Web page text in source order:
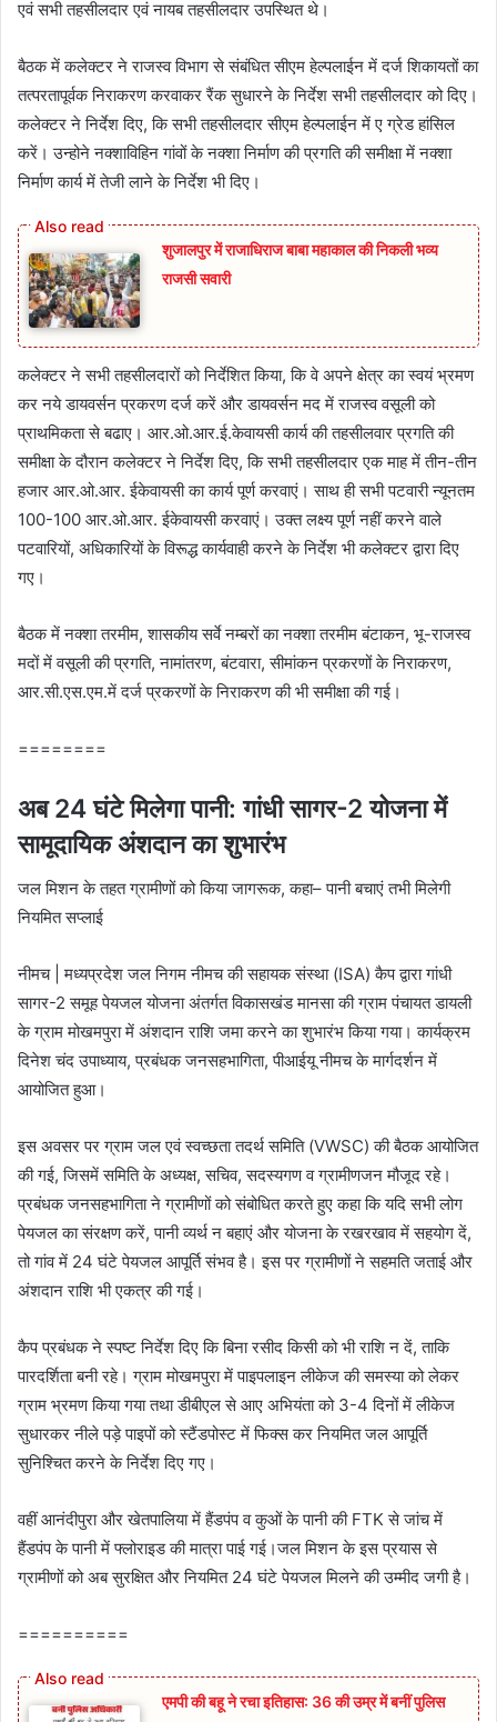
एवं सभी तहसीलदार एवं नायब तहसीलदार उपस्थित थे।
बैठक में कलेक्‍टर ने राजस्‍व विभाग से संबंधित सीएम हेल्‍पलाईन में दर्ज शिकायतों का
तत्‍परतापूर्वक निराकरण करवाकर रैंक सुधारने के निर्देश सभी तहसीलदार को दिए।
कलेक्‍टर ने निर्देश दिए, कि सभी तहसीलदार सीएम हेल्‍पलाईन में ए ग्रेड हांसिल
करें। उन्‍होने नक्‍शाविहिन गांवों के नक्‍शा निर्माण की प्रगति की समीक्षा में नक्‍शा
निर्माण कार्य में तेजी लाने के निर्देश भी दिए।
शुजालपुर में राजाधिराज बाबा महाकाल की निकली भव्य
राजसी सवारी
कलेक्‍टर ने सभी तहसीलदारों को निर्देशित किया, कि वे अपने क्षेत्र का स्‍वयं भ्रमण
कर नये डायवर्सन प्रकरण दर्ज करें और डायवर्सन मद में राजस्‍व वसूली को
प्राथमिकता से बढाए। आर.ओ.आर.ई.केवायसी कार्य की तहसीलवार प्रगति की
समीक्षा के दौरान कलेक्‍टर ने निर्देश दिए, कि सभी तहसीलदार एक माह में तीन-तीन
हजार आर.ओ.आर. ईकेवायसी का कार्य पूर्ण करवाएं। साथ ही सभी पटवारी न्‍यूनतम
100-100 आर.ओ.आर. ईकेवायसी करवाएं। उक्‍त लक्ष्‍य पूर्ण नहीं करने वाले
पटवारियों, अधिकारियों के विरूद्ध कार्यवाही करने के निर्देश भी कलेक्‍टर द्वारा दिए
गए।
बैठक में नक्‍शा तरमीम, शासकीय सर्वे नम्‍बरों का नक्‍शा तरमीम बंटाकन, भू-राजस्‍व
मदों में वसूली की प्रगति, नामांतरण, बंटवारा, सीमांकन प्रकरणों के निराकरण,
आर.सी.एस.एम.में दर्ज प्रकरणों के निराकरण की भी समीक्षा की गई।
========
अब 24 घंटे मिलेगा पानी: गांधी सागर-2 योजना में
सामूदायिक अंशदान का शुभारंभ
जल मिशन के तहत ग्रामीणों को किया जागरूक, कहा– पानी बचाएं तभी मिलेगी
नियमित सप्लाई
नीमच | मध्यप्रदेश जल निगम नीमच की सहायक संस्था (ISA) कैप द्वारा गांधी
सागर-2 समूह पेयजल योजना अंतर्गत विकासखंड मानसा की ग्राम पंचायत डायली
के ग्राम मोखमपुरा में अंशदान राशि जमा करने का शुभारंभ किया गया। कार्यक्रम
दिनेश चंद उपाध्याय, प्रबंधक जनसहभागिता, पीआईयू नीमच के मार्गदर्शन में
आयोजित हुआ।
इस अवसर पर ग्राम जल एवं स्वच्छता तदर्थ समिति (VWSC) की बैठक आयोजित
की गई, जिसमें समिति के अध्यक्ष, सचिव, सदस्यगण व ग्रामीणजन मौजूद रहे।
प्रबंधक जनसहभागिता ने ग्रामीणों को संबोधित करते हुए कहा कि यदि सभी लोग
पेयजल का संरक्षण करें, पानी व्यर्थ न बहाएं और योजना के रखरखाव में सहयोग दें,
तो गांव में 24 घंटे पेयजल आपूर्ति संभव है। इस पर ग्रामीणों ने सहमति जताई और
अंशदान राशि भी एकत्र की गई।
कैप प्रबंधक ने स्पष्ट निर्देश दिए कि बिना रसीद किसी को भी राशि न दें, ताकि
पारदर्शिता बनी रहे। ग्राम मोखमपुरा में पाइपलाइन लीकेज की समस्या को लेकर
ग्राम भ्रमण किया गया तथा डीबीएल से आए अभियंता को 3-4 दिनों में लीकेज
सुधारकर नीले पड़े पाइपों को स्टैंडपोस्ट में फिक्स कर नियमित जल आपूर्ति
सुनिश्चित करने के निर्देश दिए गए।
वहीं आनंदीपुरा और खेतपालिया में हैंडपंप व कुओं के पानी की FTK से जांच में
हैंडपंप के पानी में फ्लोराइड की मात्रा पाई गई।जल मिशन के इस प्रयास से
ग्रामीणों को अब सुरक्षित और नियमित 24 घंटे पेयजल मिलने की उम्मीद जगी है।
==========
एमपी की बहू ने रचा इतिहास: 36 की उम्र में बनीं पुलिस